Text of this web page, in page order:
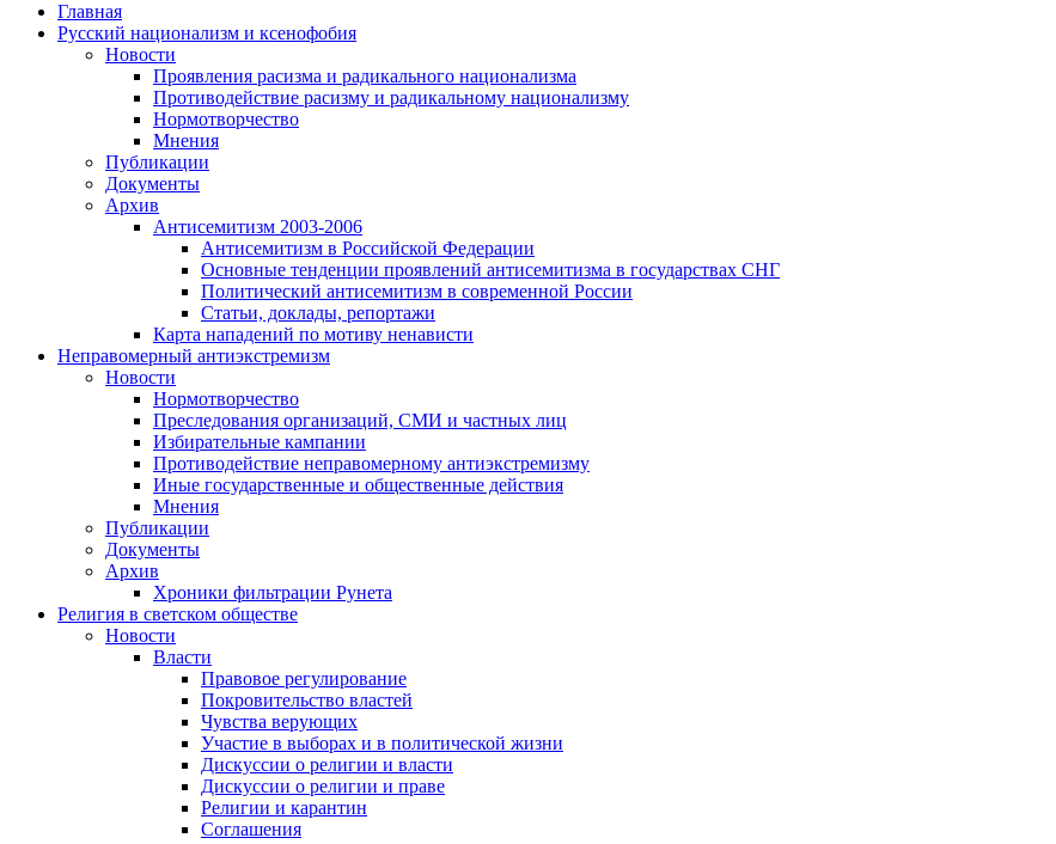
Главная
Русский национализм и ксенофобия
Новости
Проявления расизма и радикального национализма
Противодействие расизму и радикальному национализму
Нормотворчество
Мнения
Публикации
Документы
Архив
Антисемитизм 2003-2006
Антисемитизм в Российской Федерации
Основные тенденции проявлений антисемитизма в государствах СНГ
Политический антисемитизм в современной России
Статьи, доклады, репортажи
Карта нападений по мотиву ненависти
Неправомерный антиэкстремизм
Новости
Нормотворчество
Преследования организаций, СМИ и частных лиц
Избирательные кампании
Противодействие неправомерному антиэкстремизму
Иные государственные и общественные действия
Мнения
Публикации
Документы
Архив
Хроники фильтрации Рунета
Религия в светском обществе
Новости
Власти
Правовое регулирование
Покровительство властей
Чувства верующих
Участие в выборах и в политической жизни
Дискуссии о религии и власти
Дискуссии о религии и праве
Религии и карантин
Соглашения